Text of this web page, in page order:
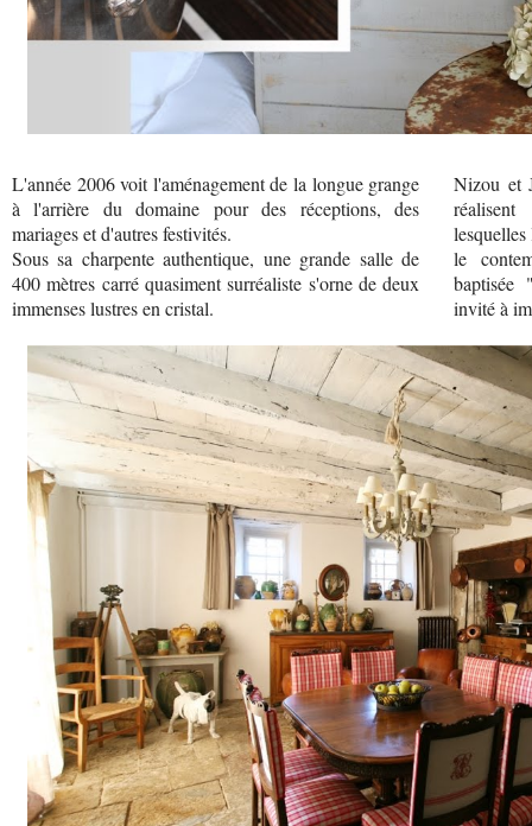
L'année 2006 voit l'aménagement de la longue grange
à l'arrière du domaine pour des réceptions, des
mariages et d'autres festivités.
Sous sa charpente authentique, une grande salle de
400 mètres carré quasiment surréaliste s'orne de deux
immenses lustres en cristal.
Nizou et
le
baptisée
invité à